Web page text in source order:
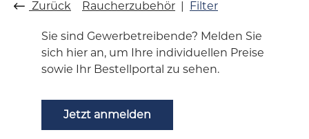
Zurück Raucherzubehör Filter
Sie sind Gewerbetreibende? Melden Sie
sich hier an, um Ihre individuellen Preise
sowie Ihr Bestellportal zu sehen.
Jetzt anmelden